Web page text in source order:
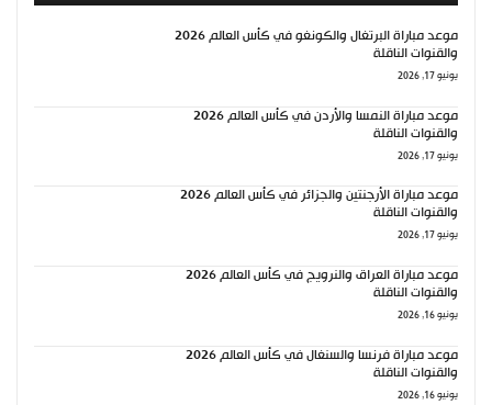
موعد مباراة البرتغال والكونغو في كأس العالم 2026
والقنوات الناقلة
يونيو 17, 2026
موعد مباراة النمسا والأردن في كأس العالم 2026
والقنوات الناقلة
يونيو 17, 2026
موعد مباراة الأرجنتين والجزائر في كأس العالم 2026
والقنوات الناقلة
يونيو 17, 2026
موعد مباراة العراق والنرويج في كأس العالم 2026
والقنوات الناقلة
يونيو 16, 2026
موعد مباراة فرنسا والسنغال في كأس العالم 2026
والقنوات الناقلة
يونيو 16, 2026